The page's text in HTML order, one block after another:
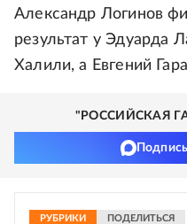
Александр Логинов
результат у Эдуарда
Халили, а Евгений
"РОССИЙСКАЯ
РУБРИКИ ПОДЕЛИТЬСЯ